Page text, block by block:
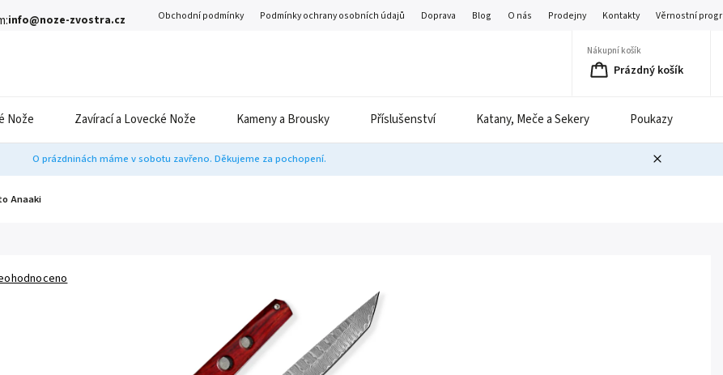
info@noze-zvostra.cz Obchodní podmínky Podmínky ochrany osobních údajů Doprava Blog O nás Prodejny Kontakty Věrnostní
Nákupní košík
Prázdný košík
Nože Zavírací a Lovecké Nože Kameny a Brousky Příslušenství Katany, Meče a Sekery Poukazy
O prázdninách máme v sobotu zavřeno. Děkujeme za pochopení.
Anaaki